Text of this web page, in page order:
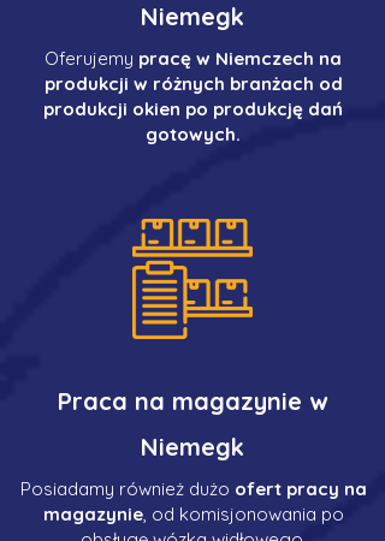
Niemegk
Oferujemy pracę w Niemczech na
produkcji w różnych branżach od
produkcji okien po produkcję dań
gotowych.
Praca na magazynie w
Niemegk
Posiadamy również dużo ofert pracy na
magazynie, od komisjonowania po